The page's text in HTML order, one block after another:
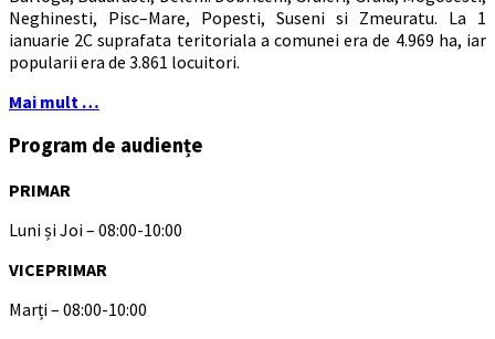
Neghinesti, Pisc–Mare, Popesti, Suseni si Zmeuratu. La 1
ianuarie 2C suprafata teritoriala a comunei era de 4.969 ha, iar
popularii era de 3.861 locuitori.
Mai mult …
Program de audiențe
PRIMAR
Luni și Joi – 08:00-10:00
VICEPRIMAR
Marți – 08:00-10:00